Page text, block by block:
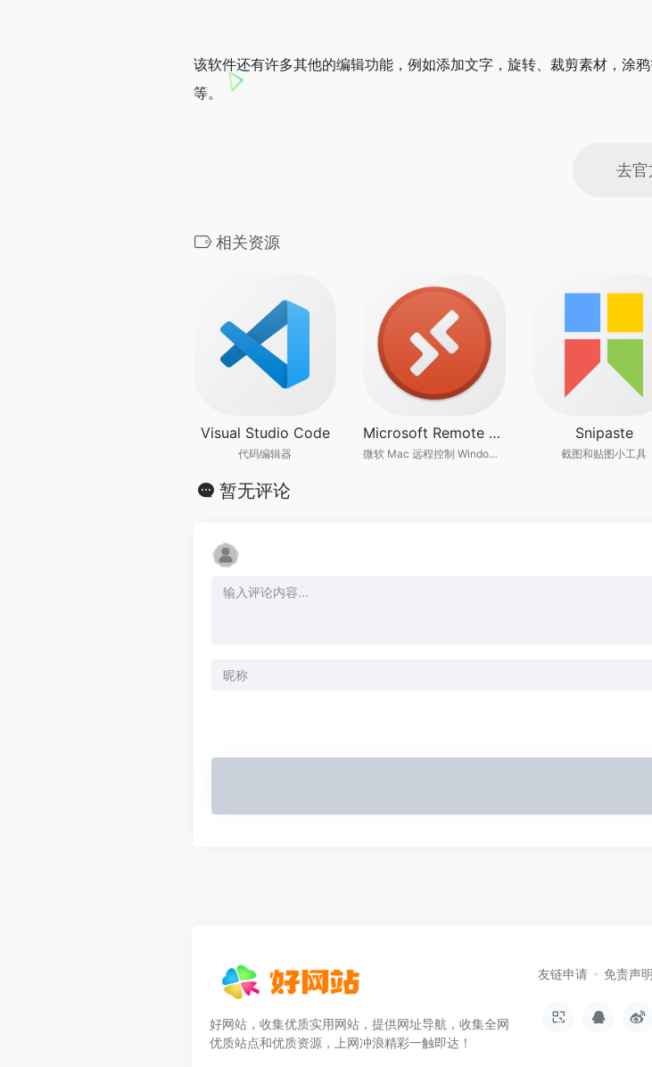
该软件还有许多其他的编辑功能，例如添加文字，旋转、裁剪素材，涂
等。
去官
相关资源
Visual Studio Code
代码编辑器
Microsoft Remote Desktop
微软 Mac 远程控制 Windows 软件
Snipaste
截图和贴图小工具
暂无评论
好网站，收集优质实用网站，提供网址导航，收集全网
优质站点和优质资源，上网冲浪精彩一触即达！
友链申请 免责声明